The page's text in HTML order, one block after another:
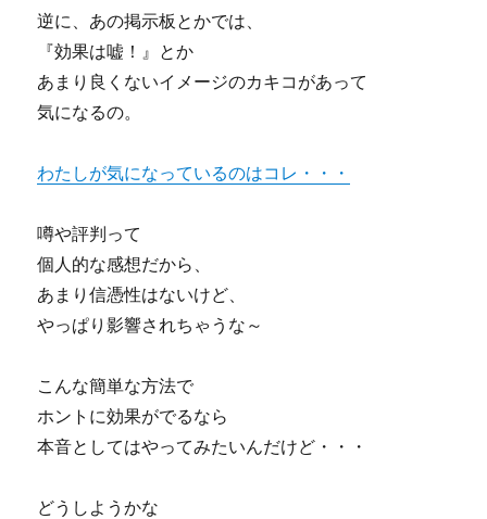
逆に、あの掲示板とかでは、
『効果は嘘！』とか
あまり良くないイメージのカキコがあって
気になるの。
わたしが気になっているのはコレ・・・
噂や評判って
個人的な感想だから、
あまり信憑性はないけど、
やっぱり影響されちゃうな～
こんな簡単な方法で
ホントに効果がでるなら
本音としてはやってみたいんだけど・・・
どうしようかな